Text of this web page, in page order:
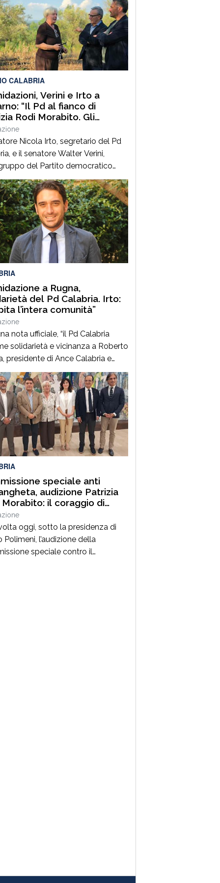
CALABRIA
Verini e Irto a
“Il Pd al fianco di
Rodi Morabito. Gli
e i lavoratori onesti
essere lasciati da
Nicola Irto, segretario del Pd
e il senatore Walter Verini,
del Partito democratico
parlamentare
hanno fatto visita a Patrizia
imprenditrice agricola di
(Rc) la cui azienda è stata più
da incendi, furti e
L’ultimo grave episodio
nei giorni scorsi […]
a Rugna,
del Pd Calabria. Irto:
l’intera comunità”
nota ufficiale, “il Pd Calabria
solidarietà e vicinanza a Roberto
presidente di Ance Calabria e
nazionale
per il grave episodio
colpito il cantiere della sua
a Schiavonea (Cs), dove sono
danneggiati alcuni
meccanici”. Il segretario regionale
il senatore Nicola Irto,
[…]
speciale anti
audizione Patrizia
Morabito: il coraggio di
e la vicinanza delle
oggi, sotto la presidenza di
Polimeni, l’audizione della
speciale contro il